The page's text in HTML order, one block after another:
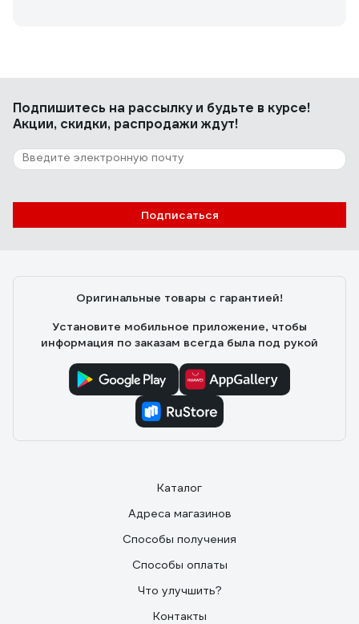
Подпишитесь на рассылкуи будьте в курсе!
Акции, скидки, распродажи ждут!
Подписаться
Оригинальные товары с гарантией!
Установите мобильное приложение, чтобы
информация по заказам всегда была под рукой
Каталог
Адреса магазинов
Способы получения
Способы оплаты
Что улучшить?
Контакты